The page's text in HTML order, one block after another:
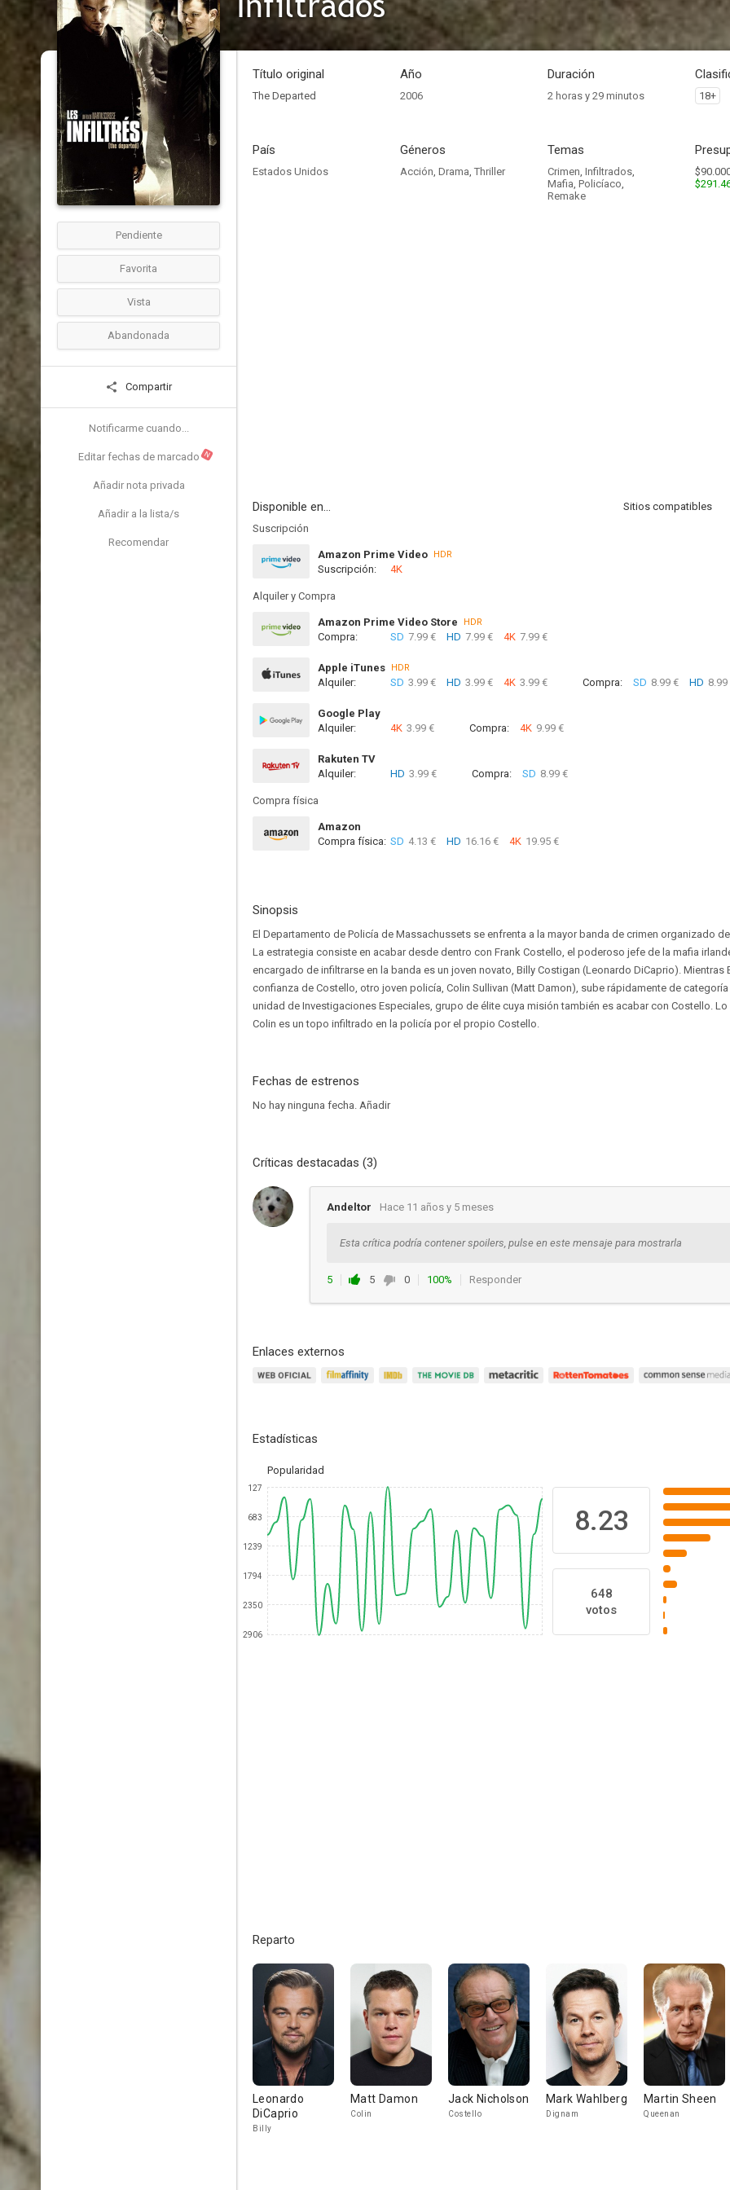
Pendiente
Favorita
Vista
Abandonada
Compartir
Notificarme cuando...
Editar fechas de marcado N
Añadir nota privada
Añadir a la lista/s
Recomendar
Título original
The Departed
Año
2006
Duración
2 horas y 29 minutos 18+
País
Estados Unidos
Géneros
Acción, Drama, Thriller
Temas
Crimen, Infiltrados,
Mafia, Policíaco,
Remake
Disponible en...
Sitios compatibles
Suscripción
Amazon Prime Video HDR
Suscripción: 4K
Alquiler y Compra
Amazon Prime Video Store HDR
Compra: SD 7.99 € HD 7.99 € 4K 7.99 €
Apple iTunes HDR
Alquiler: SD 3.99 € HD 3.99 € 4K 3.99 € Compra: SD 8.99 € HD 8.99
Google Play
Alquiler:
4K 3.99 € Compra: 4K 9.99 €
Rakuten TV
Alquiler:
HD 3.99 € Compra: SD 8.99 €
Compra física
Amazon
Compra física: SD 4.13 € HD 16.16 € 4K 19.95 €
Sinopsis
El Departamento de Policía de Massachussets se enfrenta a la mayor banda de crimen organizado
La estrategia consiste en acabar desde dentro con Frank Costello, el poderoso jefe de la mafia
encargado de infiltrarse en la banda es un joven novato, Billy Costigan (Leonardo DiCaprio). Mientras
confianza de Costello, otro joven policía, Colin Sullivan (Matt Damon), sube rápidamente de
unidad de Investigaciones Especiales, grupo de élite cuya misión también es acabar con Costello.
Colin es un topo infiltrado en la policía por el propio Costello.
Fechas de estrenos
No hay ninguna fecha. Añadir
Críticas destacadas (3)
Andeltor Hace 11 años y 5 meses
Esta crítica podría contener spoilers, pulse en este mensaje para mostrarla
5 5 0 100% Responder
Enlaces externos
Estadísticas
Popularidad
127
683
1239
1794
2350
2906
8.23
648
votos
Reparto
Leonardo
DiCaprio
Billy
Matt Damon
Colin
Jack Nicholson
Costello
Mark Wahlberg
Dignam
Martin Sheen
Queenan